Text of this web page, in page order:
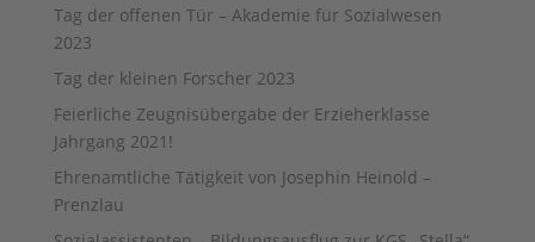
Tag der offenen Tür – Akademie für Sozialwesen
2023
Tag der kleinen Forscher 2023
Feierliche Zeugnisübergabe der Erzieherklasse
Jahrgang 2021!
Ehrenamtliche Tätigkeit von Josephin Heinold –
Prenzlau